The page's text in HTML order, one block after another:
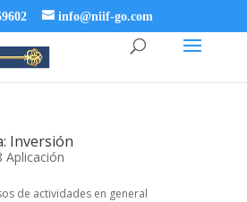
info@niif-go.com
Inversión
Aplicación
de actividades en general